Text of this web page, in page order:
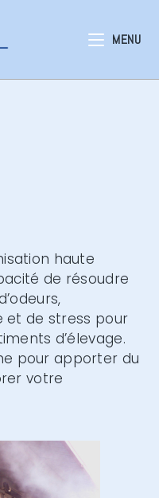
MENU
haute
de résoudre
et de stress pour
d’élevage.
pour apporter du
votre